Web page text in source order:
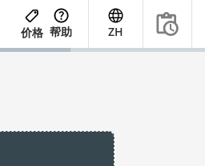
价格 帮助 ZH